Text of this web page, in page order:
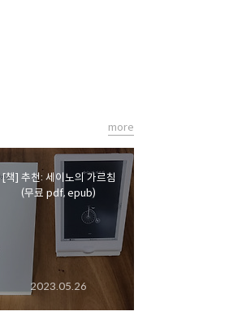
[책] 추천: 세이노의 가르침
(무료 pdf, epub)
2023.05.26
more